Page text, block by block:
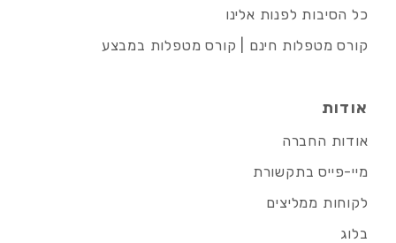
כל הסיבות לפנות אלינו
קורס מטפלות חינם | קורס מטפלות במבצע
אודות
אודות החברה
מיי-פייס בתקשורת
לקוחות ממליצים
בלוג